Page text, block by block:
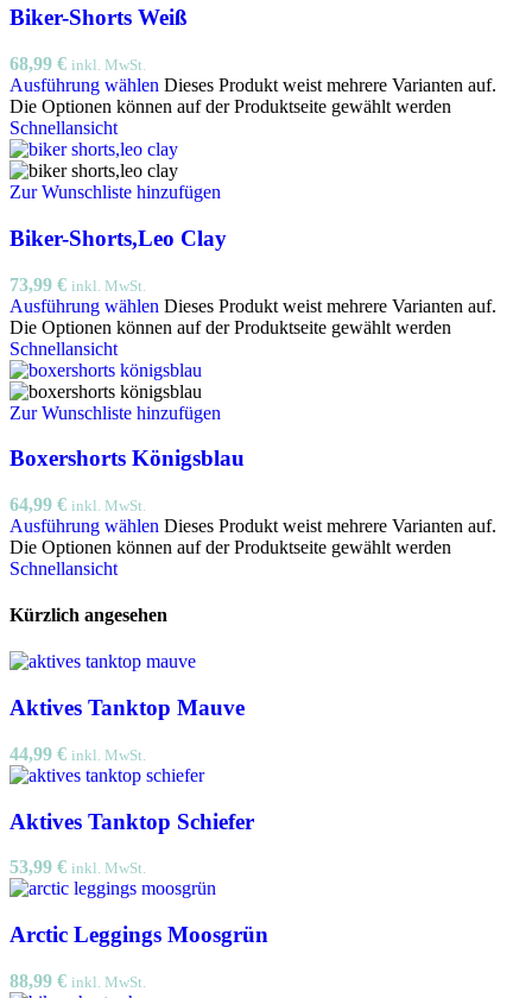
Biker-Shorts Weiß
68,99 € inkl. MwSt.
Ausführung wählen Dieses Produkt weist mehrere Varianten auf.
Die Optionen können auf der Produktseite gewählt werden
Schnellansicht
Zur Wunschliste hinzufügen
Biker-Shorts,Leo Clay
73,99 € inkl. MwSt.
Ausführung wählen Dieses Produkt weist mehrere Varianten auf.
Die Optionen können auf der Produktseite gewählt werden
Schnellansicht
Zur Wunschliste hinzufügen
Boxershorts Königsblau
64,99 € inkl. MwSt.
Ausführung wählen Dieses Produkt weist mehrere Varianten auf.
Die Optionen können auf der Produktseite gewählt werden
Schnellansicht
Kürzlich angesehen
Aktives Tanktop Mauve
44,99 € inkl. MwSt.
Aktives Tanktop Schiefer
53,99 € inkl. MwSt.
Arctic Leggings Moosgrün
88,99 € inkl. MwSt.